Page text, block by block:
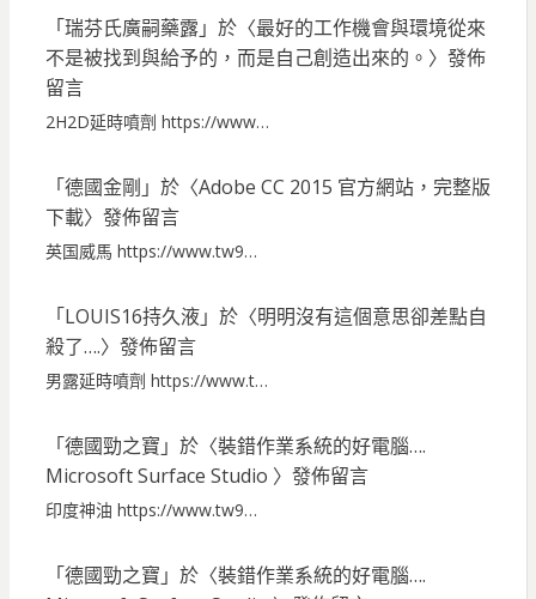
「瑞芬氏廣嗣藥露」於〈最好的工作機會與環境從來
不是被找到與給予的，而是自己創造出來的。 〉發佈
留言
2H2D延時噴劑 https://www…
「德國金剛 」於〈Adobe CC 2015 官方網站，完整版
下載〉發佈留言
英国威馬 https://www.tw9…
「LOUIS16持久液」於〈明明沒有這個意思卻差點自
殺了….〉發佈留言
男露延時噴劑 https://www.t…
「德國勁之寶 」於〈裝錯作業系統的好電腦….
Microsoft Surface Studio 〉發佈留言
印度神油 https://www.tw9…
「德國勁之寶 」於〈裝錯作業系統的好電腦….